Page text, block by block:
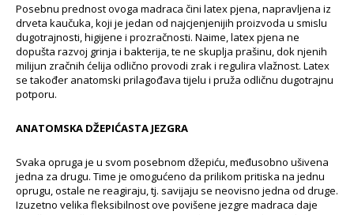
Posebnu prednost ovoga madraca čini latex pjena, napravljena iz
drveta kaučuka, koji je jedan od najcjenjenijih proizvoda u smislu
dugotrajnosti, higijene i prozračnosti. Naime, latex pjena ne
dopušta razvoj grinja i bakterija, te ne skuplja prašinu, dok njenih
milijun zračnih ćelija odlično provodi zrak i regulira vlažnost. Latex
se također anatomski prilagođava tijelu i pruža odličnu dugotrajnu
potporu.
ANATOMSKA DŽEPIĆASTA JEZGRA
Svaka opruga je u svom posebnom džepiću, međusobno ušivena
jedna za drugu. Time je omogućeno da prilikom pritiska na jednu
oprugu, ostale ne reagiraju, tj. savijaju se neovisno jedna od druge.
Izuzetno velika fleksibilnost ove povišene jezgre madraca daje